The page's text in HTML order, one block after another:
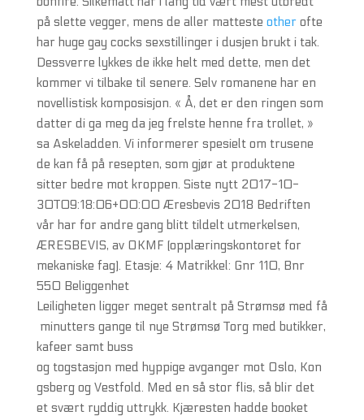
på slette vegger, mens de aller matteste otherofte
har huge gay cocks sexstillinger i dusjen brukt i tak.
Dessverre lykkes de ikke helt med dette, men det
kommer vi tilbake til senere. Selv romanene har en
novellistisk komposisjon. « Å, det er den ringen som
datter di ga meg da jeg frelste henne fra trollet, »
sa Askeladden. Vi informerer spesielt om trusene
de kan få på resepten, som gjør at produktene
sitter bedre mot kroppen. Siste nytt 2017-10-
30T09:18:06+00:00 Æresbevis 2018 Bedriften
vår har for andre gang blitt tildelt utmerkelsen,
ÆRESBEVIS, av OKMF (opplæringskontoret for
mekaniske fag). Etasje: 4 Matrikkel: Gnr 110, Bnr
550 Beliggenhet
Leiligheten ligger meget sentralt på Strømsø med få
minutters gange til nye Strømsø Torg med butikker,
kafeer samt buss
og togstasjon med hyppige avganger mot Oslo, Kon
gsberg og Vestfold. Med en så stor flis, så blir det
et svært ryddig uttrykk. Kjæresten hadde booket